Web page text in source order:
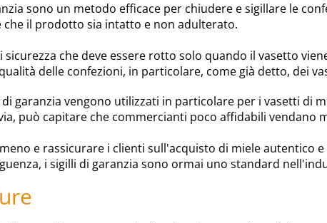
sono un metodo efficace per chiudere e sigillare le
il prodotto sia intatto e non adulterato.
che deve essere rotto solo quando il vasetto
delle confezioni, in particolare, come già detto, dei
garanzia vengono utilizzati in particolare per i vasetti di
può capitare che commercianti poco affidabili vendano
e rassicurare i clienti sull'acquisto di miele autentico
i sigilli di garanzia sono ormai uno standard